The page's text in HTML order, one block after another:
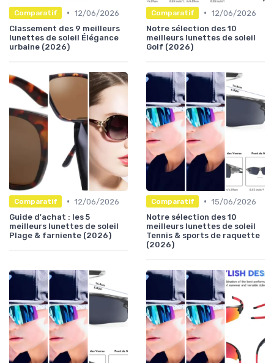
Comparatif • 12/06/2026
Classement des 9 meilleurs
lunettes de soleil Élégance
urbaine (2026)
Comparatif • 12/06/2026
Notre sélection des 10
meilleurs lunettes de soleil
Golf (2026)
Comparatif • 12/06/2026
Guide d'achat : les 5
meilleurs lunettes de soleil
Plage & farniente (2026)
Comparatif • 15/06/2026
Notre sélection des 10
meilleurs lunettes de soleil
Tennis & sports de raquette
(2026)